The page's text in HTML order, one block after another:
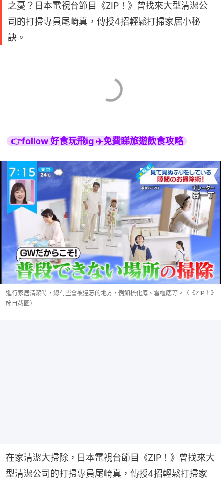
之憂？日本電視台節目《ZIP！》曾找來大型清潔公
司的打掃專員尾崎真，傳授4招輕鬆打掃家居小秘
訣。
👉follow 好食玩飛ig ✈️免費睇旅遊飲食攻略
進行家居清潔時，總有些會被違忘的地方，例如梳化底、雪櫃底等。（《ZIP！》
節目截圖）
在家清潔大掃除，日本電視台節目《ZIP！》曾找來大
型清潔公司的打掃專員尾崎真，傳授4招輕鬆打掃家